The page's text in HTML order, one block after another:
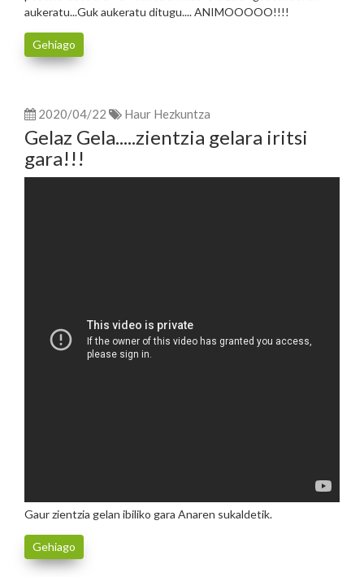
aukeratu...Guk aukeratu ditugu.... ANIMOOOOO!!!!
Gehiago
2020/04/22 Haur Hezkuntza
Gelaz Gela.....zientzia gelara iritsi
gara!!!
Gaur zientzia gelan ibiliko gara Anaren sukaldetik.
Gehiago